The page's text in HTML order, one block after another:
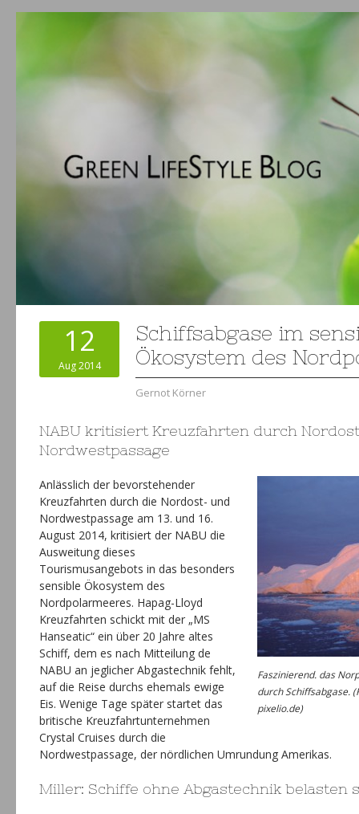
12
Aug 2014
Schiffsabgase im
Ökosystem des
Gernot Körner
NABU kritisiert Kreuzfahrten durch
Nordwestpassage
Faszinierend. das
durch Schiffsabgase.
pixelio.de)
Anlässlich der bevorstehender
Kreuzfahrten durch die Nordost- und
Nordwestpassage am 13. und 16.
August 2014, kritisiert der NABU die
Ausweitung dieses
Tourismusangebots in das besonders
sensible Ökosystem des
Nordpolarmeeres. Hapag-Lloyd
Kreuzfahrten schickt mit der „MS
Hanseatic“ ein über 20 Jahre altes
Schiff, dem es nach Mitteilung de
NABU an jeglicher Abgastechnik fehlt,
auf die Reise durchs ehemals ewige
Eis. Wenige Tage später startet das
britische Kreuzfahrtunternehmen
Crystal Cruises durch die
Nordwestpassage, der nördlichen Umrundung Amerikas.
Miller: Schiffe ohne Abgastechnik belasten